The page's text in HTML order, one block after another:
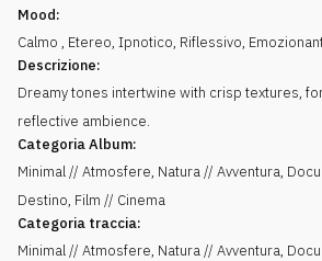
Mood:
Calmo , Etereo, Ipnotico, Riflessivo,
Descrizione:
Dreamy tones intertwine with crisp textures,
reflective ambience.
Categoria Album:
Minimal // Atmosfere, Natura // Avventura,
Destino, Film // Cinema
Categoria traccia:
Minimal // Atmosfere, Natura // Avventura,